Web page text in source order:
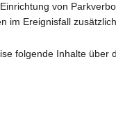
von
im Ereignisfall
folgende Inhalte über